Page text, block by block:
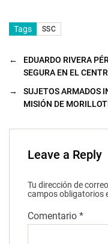
Tags SSC
←
EDUARDO RIVERA
SEGURA EN EL
→
SUJETOS ARMADOS
MISIÓN DE
Leave a Reply
Tu dirección de
campos obligatorios
Comentario *